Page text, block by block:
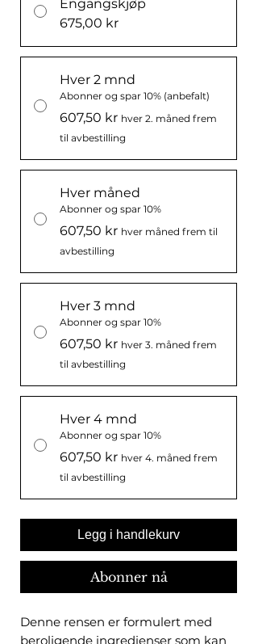
Engangskjøp
675,00 kr
Hver 2 mnd
Abonner og spar 10% (anbefalt)
607,50 kr hver 2. måned frem
til avbestilling
Hver måned
Abonner og spar 10%
607,50 kr hver måned frem til
avbestilling
Hver 3 mnd
Abonner og spar 10%
607,50 kr hver 3. måned frem
til avbestilling
Hver 4 mnd
Abonner og spar 10%
607,50 kr hver 4. måned frem
til avbestilling
Legg i handlekurv
Abonner nå
Denne rensen er formulert med
beroligende ingredienser som kan